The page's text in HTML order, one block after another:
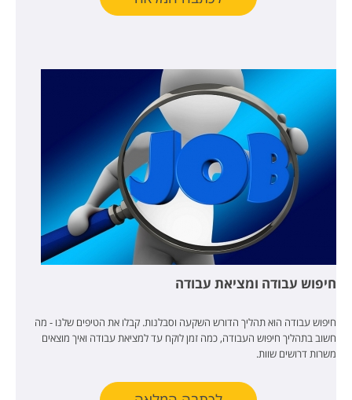
חיפוש עבודה ומציאת עבודה
חיפוש עבודה הוא תהליך הדורש השקעה וסבלנות. קבלו את הטיפים שלנו - מה
חשוב בתהליך חיפוש העבודה, כמה זמן לוקח עד למציאת עבודה ואיך מוצאים
משרות דרושים שוות.